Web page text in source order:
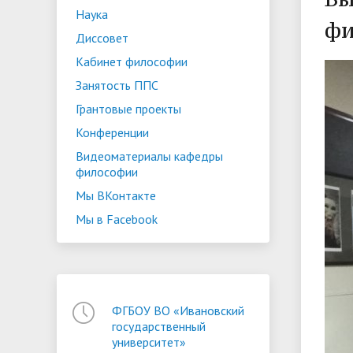
• Конкурсы на замещение
должностей
• Координационный центр ИвГУ
• Вход
• Олимпиада "Большие надежды
малых городов"
ориентации и содействия
трудоустройству выпускников
«Карьера»
• Платные образовательные услуги
• Стипендии и меры поддержки
обучающихся
•
• Абитуриенту
•
• Организация питания в
образовательной организации
Наука
Диссовет
Кабинет философии
Занятость ППС
Грантовые проекты
Конференции
Видеоматериалы кафедры
философии
Мы ВКонтакте
Мы в Facebook
ФГБОУ ВО «Ивановский
государственный
университет»